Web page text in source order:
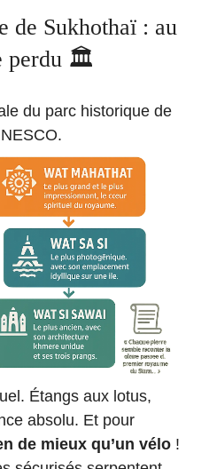
de Sukhothaï : au
perdu 🏛️
du parc historique de
Étangs aux lotus,
absolu. Et pour
de mieux qu’un vélo !